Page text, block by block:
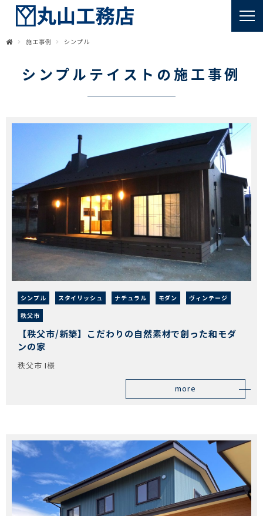
施工事例 シンプル
シンプルテイストの施工事例
シンプル スタイリッシュ ナチュラル モダン ヴィンテージ
秩父市
【秩父市/新築】こだわりの自然素材で創った和モダ
ンの家
秩父市 I様
more